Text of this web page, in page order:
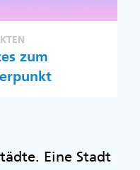
zum
Eine Stadt